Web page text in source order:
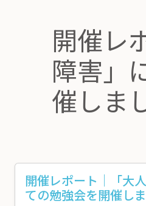
開催レ
障害」
催しま
開催レポート｜「大
ての勉強会を開催し